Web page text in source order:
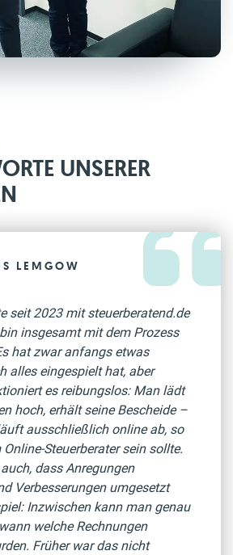
UNSERER
LEMGOW
seit 2023 mit steuerberatend.de
insgesamt mit dem Prozess
hat zwar anfangs etwas
alles eingespielt hat, aber
es reibungslos: Man lädt
hoch, erhält seine Bescheide –
ausschließlich online ab, so
Steuerberater sein sollte.
dass Anregungen
Verbesserungen umgesetzt
Inzwischen kann man genau
welche Rechnungen
Früher war das nicht